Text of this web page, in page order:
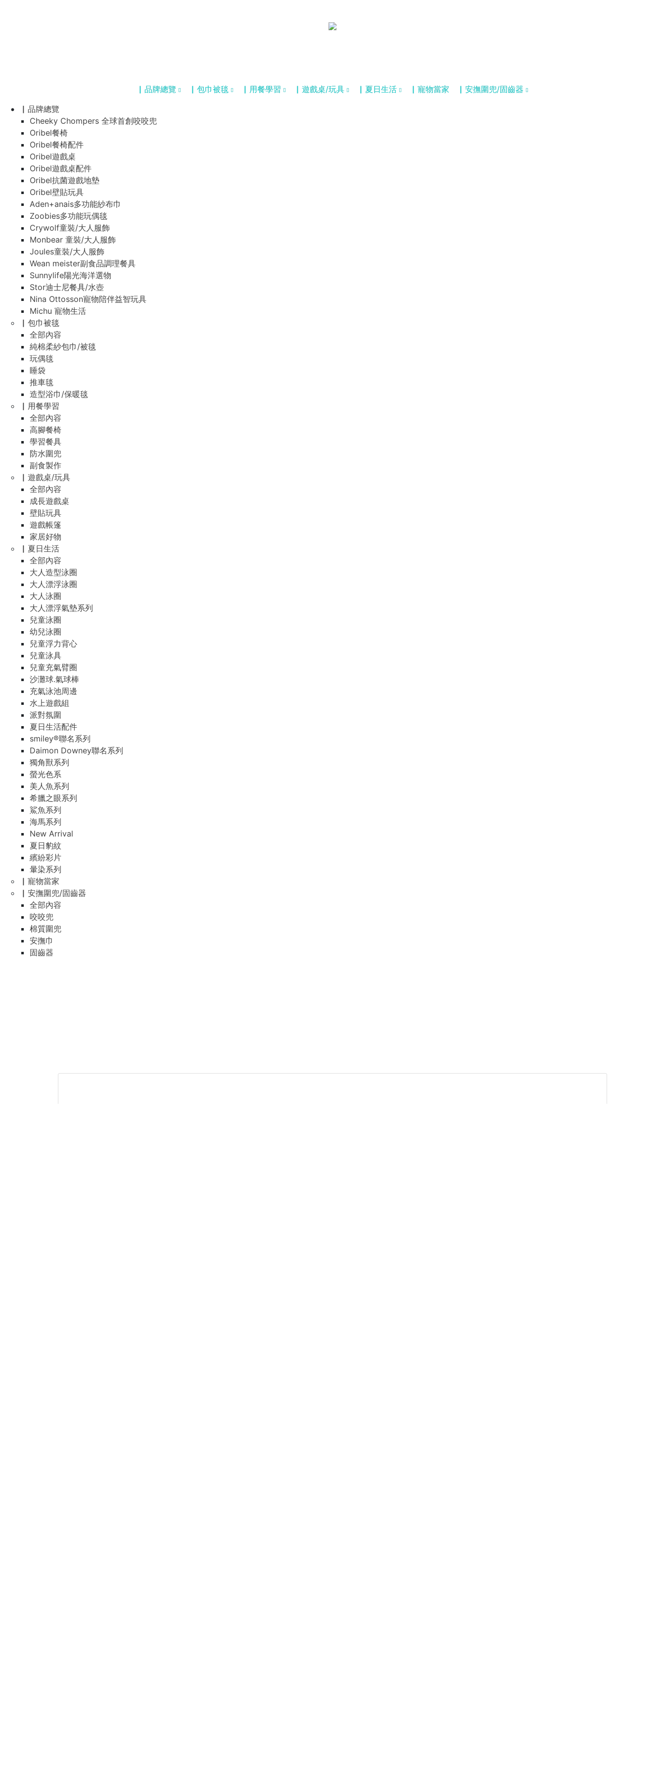
▏品牌總覽
Cheeky Chompers 全球首創咬咬兜
Oribel餐椅
Oribel餐椅配件
Oribel遊戲桌
Oribel遊戲桌配件
Oribel抗菌遊戲地墊
Oribel壁貼玩具
Aden+anais多功能紗布巾
Zoobies多功能玩偶毯
Crywolf童裝/大人服飾
Monbear 童裝/大人服飾
Joules童裝/大人服飾
Wean meister副食品調理餐具
Sunnylife陽光海洋選物
Stor迪士尼餐具/水壺
Nina Ottosson寵物陪伴益智玩具
Michu 寵物生活
▏包巾被毯
全部內容
純棉柔紗包巾/被毯
玩偶毯
睡袋
推車毯
造型浴巾/保暖毯
▏用餐學習
全部內容
高腳餐椅
學習餐具
防水圍兜
副食製作
▏遊戲桌/玩具
全部內容
成長遊戲桌
壁貼玩具
遊戲帳篷
家居好物
▏夏日生活
全部內容
大人造型泳圈
大人漂浮泳圈
大人泳圈
大人漂浮氣墊系列
兒童泳圈
幼兒泳圈
兒童浮力背心
兒童泳具
兒童充氣臂圈
沙灘球.氣球棒
充氣泳池周邊
水上遊戲組
派對氛圍
夏日生活配件
smiley®聯名系列
Daimon Downey聯名系列
獨角獸系列
螢光色系
美人魚系列
希臘之眼系列
鯊魚系列
海馬系列
New Arrival
夏日豹紋
繽紛彩片
暈染系列
▏寵物當家
▏安撫圍兜/固齒器
全部內容
咬咬兜
棉質圍兜
安撫巾
固齒器
▏品牌總覽 ▏包巾被毯 ▏用餐學習 ▏遊戲桌/玩具 ▏夏日生活 ▏寵物當家 ▏安撫圍兜/固齒器